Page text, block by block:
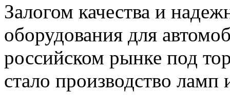
Залогом качества и
оборудования для
российском рынке под
стало производство